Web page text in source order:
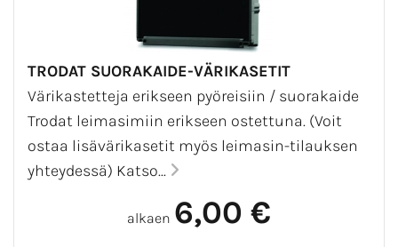
Jos leimassasi onerikokoisia tai erimuotoisia
tekstejä, niin saat lisättyä nämä tekstirivit
'Piirrossa'. Pääset sinne 'Hienosäätö' kohdasta tai
klikkaamalla kuvaasi ostoskorissa.
TRODAT SUORAKAIDE-VÄRIKASETIT
Värikastetteja erikseen pyöreisiin / suorakaide
Trodat leimasimiin erikseen ostettuna. (Voit
ostaa lisävärikasetit myös leimasin-tilauksen
yhteydessä) Katso...
alkaen 6,00 €